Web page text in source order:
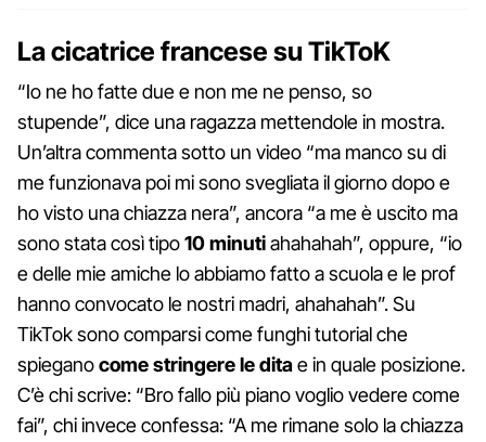
La cicatrice francese su TikToK
“Io ne ho fatte due e non me ne penso, so
stupende”, dice una ragazza mettendole in mostra.
Un’altra commenta sotto un video “ma manco su di
me funzionava poi mi sono svegliata il giorno dopo e
ho visto una chiazza nera”, ancora “a me è uscito ma
sono stata così tipo10 minutiahahahah”, oppure, “io
e delle mie amiche lo abbiamo fatto a scuola e le prof
hanno convocato le nostri madri, ahahahah”. Su
TikTok sono comparsi come funghi tutorial che
spieganocome stringere le ditae in quale posizione.
C’è chi scrive: “Bro fallo più piano voglio vedere come
fai”, chi invece confessa: “A me rimane solo la chiazza